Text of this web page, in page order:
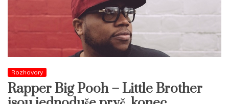
Hele
vole,
hotboy
to
Rozhovory
Rapper Big Pooh – Little Brother